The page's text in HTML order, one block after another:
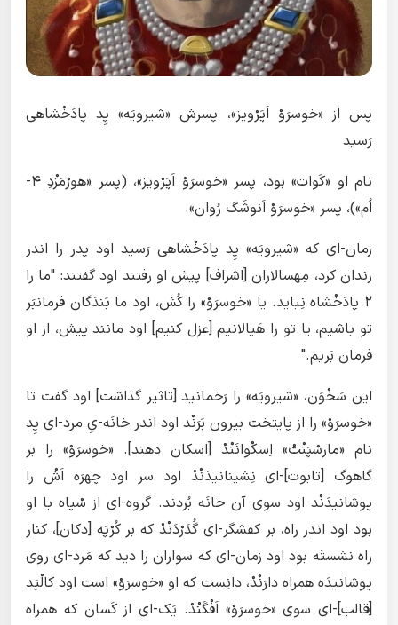
پس از «خوسرَوْ اَپَرْویز»، پسرش «شیرویَه» پِد پادَخْشاهی
رَسید
نام او «کَوات» بود، پسر «خوسرَوْ اَپَرْویز»، (پسر «هورْمَزْدِ ۴-
اُم»)، پسر «خوسرَوْ اَنوشَگ رُوان».
زمان-ای که «شیرویَه» پِد پادَخْشاهی رَسید اود پدر را اندر
زندان کرد، مِهسالاران [اشراف] پیش او رفتند اود گفتند: "ما را
۲ پادَخْشاه نِباید. یا «خوسرَوْ» را کُش، اود ما بَندَگان فرمانبَر
تو باشیم، یا تو را هَیالانیم [عزل کنیم] اود مانند پیش، از او
فرمان بَریم."
این سَخْوَن، «شیرویَه» را رَخمانید [تاثیر گذاشت] اود گفت تا
«خوسرَوْ» را از پایتخت بیرون بَرَنْد اود اندر خانَه-یِ مرد-ای پِد
نام «مارسْپَنْتْ» اِسکْوانَنْدْ [اسکان دهند]. «خوسرَوْ» را بر
گاهوگ [تابوت]-ای نِشینانیدَنْدْ اود سر اود چهرَه اَشْ را
پوشانیدَنْد اود سوی آن خانَه بُردند. گروه-ای از سْپاه با او
بود اود اندر راه، بر کفشگر-ای گُدَرْدَنْدْ که بر کُرْپَه [دکان]، کنار
راه نشستَه بود اود زمان-ای که سواران را دید که مَرد-ای روی
پوشانیدَه همراه دارَنْدْ، دانِست که او «خوسرَوْ» است اود کالْپَد
[قالب]-ای سوی «خوسرَوْ» اَفْگَنْدْ. یَک-ای از کَسان که همراه